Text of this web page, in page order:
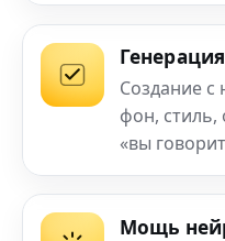
Создание с
фон,
«вы
Мощь